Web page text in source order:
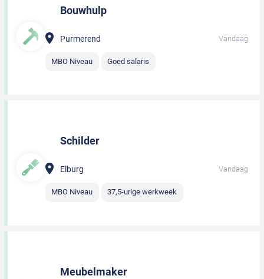
Bouwhulp
Purmerend Vandaag
MBO Niveau Goed salaris
Schilder
Elburg Vandaag
MBO Niveau 37,5-urige werkweek
Meubelmaker